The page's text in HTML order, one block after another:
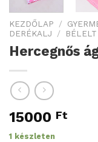
KEZDŐLAP /
DERÉKALJ
/
Hercegnős
15000 Ft
1 készleten